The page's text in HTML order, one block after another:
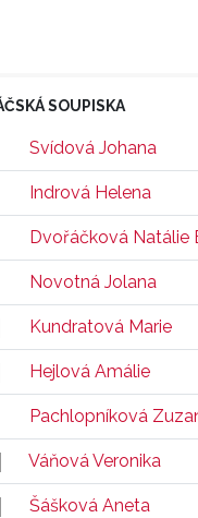
SOUPISKA
Svídová Johana
Indrová Helena
Dvořáčková Natálie
Novotná Jolana
Kundratová Marie
Hejlová Amálie
Pachlopníková
Váňová Veronika
Šášková Aneta